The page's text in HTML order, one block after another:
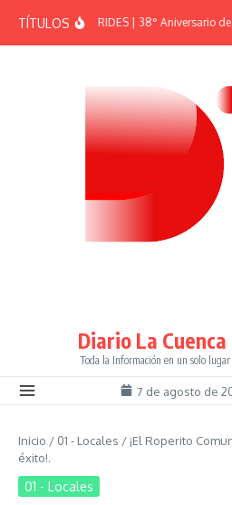
TÍTULOSEFEMÉRIDES | 38° Aniversario
Diario La Cuenca
Toda la Información en un solo lugar
7 de agosto de
Inicio / 01 - Locales / ¡El Roperito
éxito!.
01 - Locales